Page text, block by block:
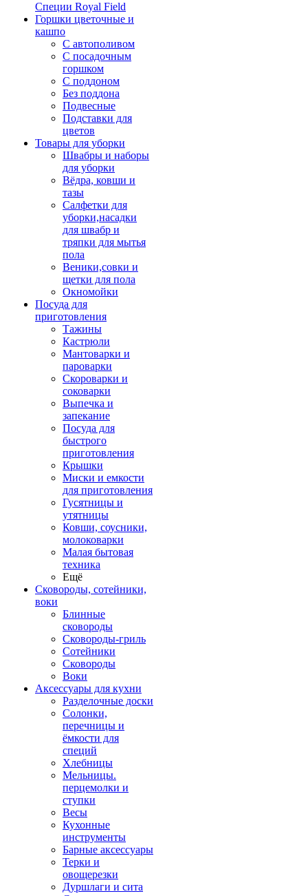
Специи Royal Field
Горшки цветочные и
кашпо
С автополивом
С посадочным
горшком
С поддоном
Без поддона
Подвесные
Подставки для
цветов
Товары для уборки
Швабры и наборы
для уборки
Вёдра, ковши и
тазы
Салфетки для
уборки,насадки
для швабр и
тряпки для мытья
пола
Веники,совки и
щетки для пола
Окномойки
Посуда для
приготовления
Тажины
Кастрюли
Мантоварки и
пароварки
Скороварки и
соковарки
Выпечка и
запекание
Посуда для
быстрого
приготовления
Крышки
Миски и емкости
для приготовления
Гусятницы и
утятницы
Ковши, соусники,
молоковарки
Малая бытовая
техника
Ещё
Сковороды, сотейники,
воки
Блинные
сковороды
Сковороды-гриль
Сотейники
Сковороды
Воки
Аксессуары для кухни
Разделочные доски
Солонки,
перечницы и
ёмкости для
специй
Хлебницы
Мельницы.
перцемолки и
ступки
Весы
Кухонные
инструменты
Барные аксессуары
Терки и
овощерезки
Дуршлаги и сита